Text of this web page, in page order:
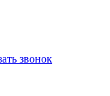
звонок